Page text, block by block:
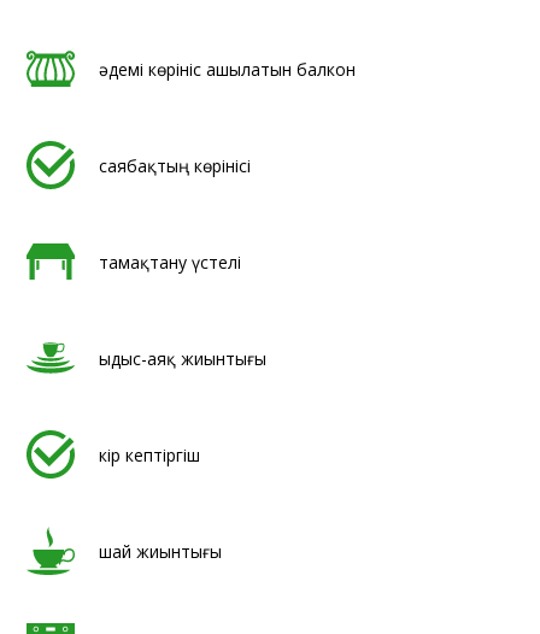
әдемі көрініс ашылатын балкон
саябақтың көрінісі
тамақтану үстелі
ыдыс-аяқ жиынтығы
кір кептіргіш
шай жиынтығы